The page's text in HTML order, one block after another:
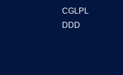
CGLPL
DDD